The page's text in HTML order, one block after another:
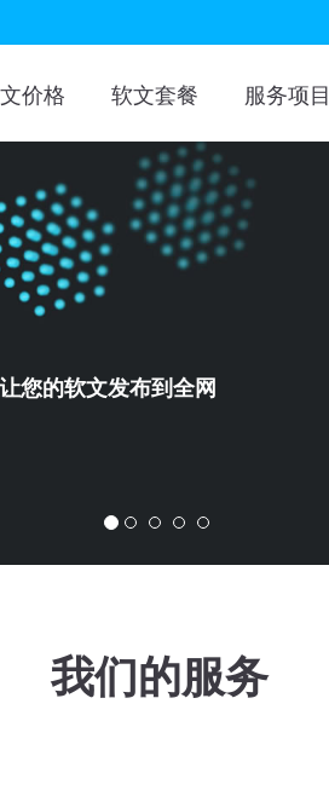
价格 软文套餐 服务项目
供一站式的推广服务
我们的服务